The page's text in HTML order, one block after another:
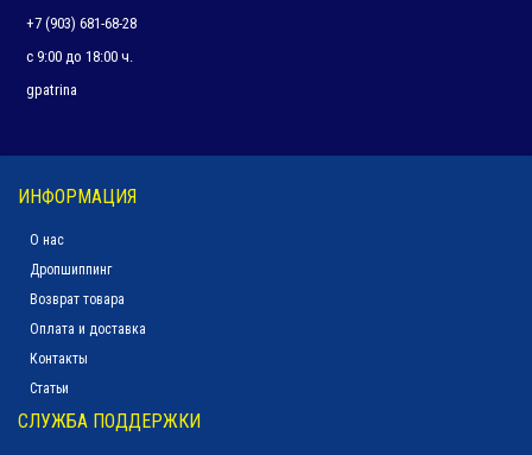
+7 (903) 681-68-28
с 9:00 до 18:00 ч.
gpatrina
ИНФОРМАЦИЯ
О нас
Дропшиппинг
Возврат товара
Оплата и доставка
Контакты
Статьи
СЛУЖБА ПОДДЕРЖКИ